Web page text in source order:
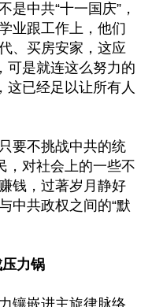
中共“十一国庆”，
业跟工作上，他们
、买房安家，这应
可是就连这么努力的
这已经足以让所有人
要不挑战中共的统
，对社会上的一些不
钱，过著岁月静好
中共政权之间的“默
力锅
镶嵌进主旋律脉络